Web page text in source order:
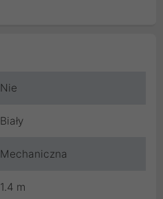
Nie
Biały
Mechaniczna
1.4 m